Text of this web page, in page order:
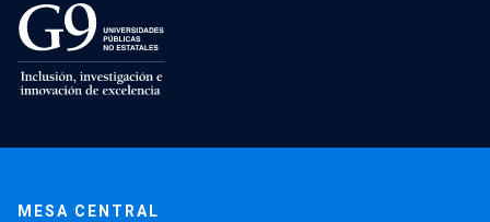
MESA CENTRAL